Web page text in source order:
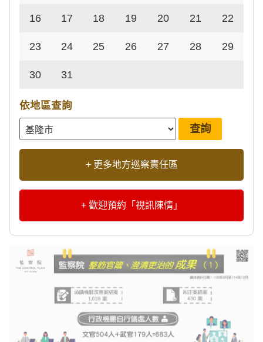
16 17 18 19 20 21 22
23 24 25 26 27 28 29
30 31
依地區查詢
+ 更多地方巡察責任區
+ 歡迎預約「視訊陳情」